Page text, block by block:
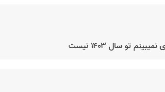
تو سال ۱۴۰۳ نیست